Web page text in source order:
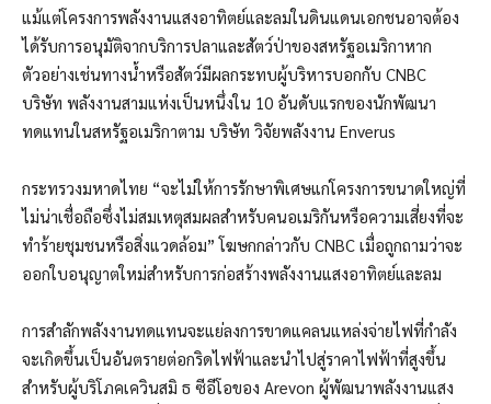
แม้แต่โครงการพลังงานแสงอาทิตย์และลมในดินแดนเอกชนอาจต้อง
ได้รับการอนุมัติจากบริการปลาและสัตว์ป่าของสหรัฐอเมริกาหาก
ตัวอย่างเช่นทางน้ำหรือสัตว์มีผลกระทบผู้บริหารบอกกับ CNBC
บริษัท พลังงานสามแห่งเป็นหนึ่งใน 10 อันดับแรกของนักพัฒนา
ทดแทนในสหรัฐอเมริกาตาม บริษัท วิจัยพลังงาน Enverus
กระทรวงมหาดไทย “จะไม่ให้การรักษาพิเศษแก่โครงการขนาดใหญ่ที่
ไม่น่าเชื่อถือซึ่งไม่สมเหตุสมผลสำหรับคนอเมริกันหรือความเสี่ยงที่จะ
ทำร้ายชุมชนหรือสิ่งแวดล้อม” โฆษกกล่าวกับ CNBC เมื่อถูกถามว่าจะ
ออกใบอนุญาตใหม่สำหรับการก่อสร้างพลังงานแสงอาทิตย์และลม
การสำลักพลังงานทดแทนจะแย่ลงการขาดแคลนแหล่งจ่ายไฟที่กำลัง
จะเกิดขึ้นเป็นอันตรายต่อกริดไฟฟ้าและนำไปสู่ราคาไฟฟ้าที่สูงขึ้น
สำหรับผู้บริโภคเควินสมิ ธ ซีอีโอของ Arevon ผู้พัฒนาพลังงานแสง